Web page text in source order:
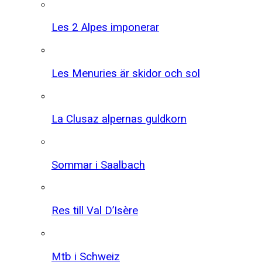
Les 2 Alpes imponerar
Les Menuries är skidor och sol
La Clusaz alpernas guldkorn
Sommar i Saalbach
Res till Val D’Isère
Mtb i Schweiz